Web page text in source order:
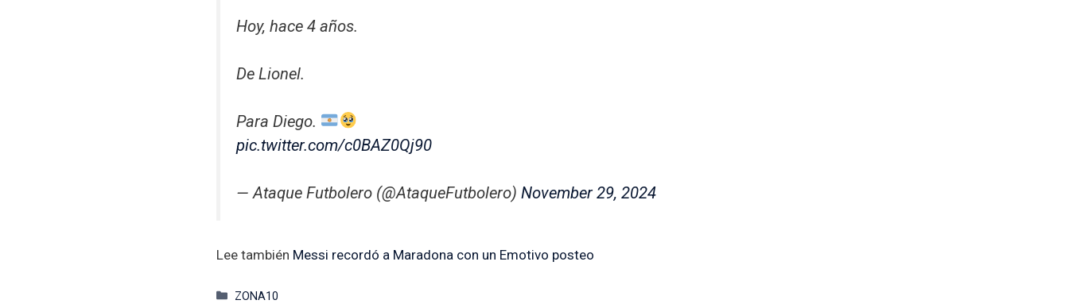
Hoy, hace 4 años.
De Lionel.
Para Diego.
pic.twitter.com/c0BAZ0Qj90
— Ataque Futbolero (@AtaqueFutbolero) November 29, 2024
Lee también Messi recordó a Maradona con un Emotivo posteo
Categorías
ZONA10